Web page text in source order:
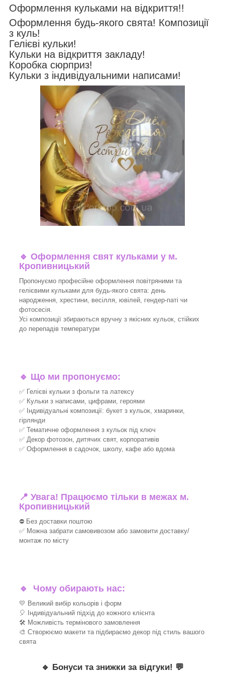
Оформлення кульками на відкриття!!
Оформлення будь-якого свята! Композиції
з куль!
Гелієві кульки!
Кульки на відкриття закладу!
Коробка сюрприз!
Кульки з індивідуальними написами!
🔹 Оформлення свят кульками у м.
Кропивницький
Пропонуємо професійне оформлення повітряними та
гелієвими кульками для будь-якого свята: день
народження, хрестини, весілля, ювілей, гендер-паті чи
фотосесія.
Усі композиції збираються вручну з якісних кульок, стійких
до перепадів температури
🔹 Що ми пропонуємо:
✅ Гелієві кульки з фольги та латексу
✅ Кульки з написами, цифрами, героями
✅ Індивідуальні композиції: букет з кульок, хмаринки,
гірлянди
✅ Тематичне оформлення з кульок під ключ
✅ Декор фотозон, дитячих свят, корпоративів
✅ Оформлення в садочок, школу, кафе або вдома
📍 Увага! Працюємо тільки в межах м.
Кропивницький
⛔ Без доставки поштою
✅ Можна забрати самовивозом або замовити доставку/
монтаж по місту
🔹 Чому обирають нас:
💛 Великий вибір кольорів і форм
🎈 Індивідуальний підхід до кожного клієнта
🛠 Можливість термінового замовлення
🎨 Створюємо макети та підбираємо декор під стиль вашого
свята
🔹 Бонуси та знижки за відгуки! 💬